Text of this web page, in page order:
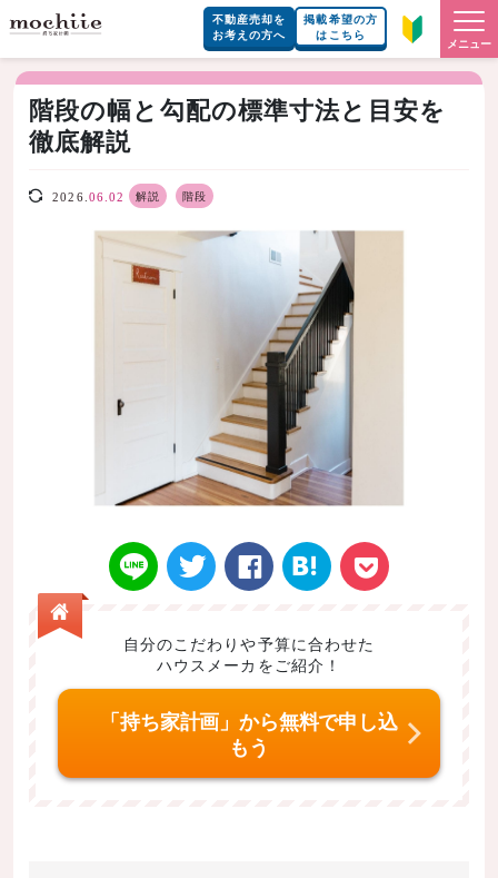
不動産売却を
お考えの方へ
掲載希望の方
はこちら
メニュー
階段の幅と勾配の標準寸法と目安を
徹底解説
2026. 06.02 解説 階段
Twitt Face はてなブ
自分のこだわりや予算に合わせた
ハウスメーカをご紹介！
「持ち家計画」から無料で申し込
もう